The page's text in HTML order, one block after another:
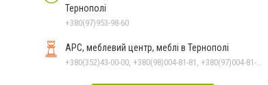
Тернополі
+380(97)953-98-60
АРС, меблевий центр, меблі в Тернополі
+380(352)43-00-00, +380(98)004-81-81, +380(97)004-81-81